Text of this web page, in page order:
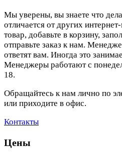
Мы уверены, вы знаете что
отличается от других
товар, добавьте в корзину,
отправьте заказ к нам.
ответят вам. Иногда это
Менеджеры работают с
18.
Обращайтесь к нам лично по
или приходите в офис.
Контакты
Цены